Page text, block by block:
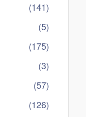
(141)
(5)
(175)
(3)
(57)
(126)